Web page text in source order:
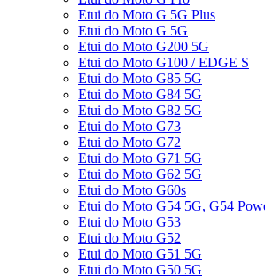
Etui do Moto G 5G Plus
Etui do Moto G 5G
Etui do Moto G200 5G
Etui do Moto G100 / EDGE S
Etui do Moto G85 5G
Etui do Moto G84 5G
Etui do Moto G82 5G
Etui do Moto G73
Etui do Moto G72
Etui do Moto G71 5G
Etui do Moto G62 5G
Etui do Moto G60s
Etui do Moto G54 5G, G54
Etui do Moto G53
Etui do Moto G52
Etui do Moto G51 5G
Etui do Moto G50 5G